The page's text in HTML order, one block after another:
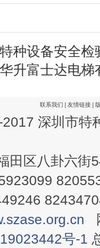
种设备安全检
升富士达电梯
联系我们 友情链接|
深圳市特
田区八卦六
19023442号-1